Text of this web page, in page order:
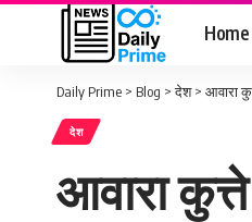
Home
Daily Prime > Blog >देश> आवारा
देश
आवारा